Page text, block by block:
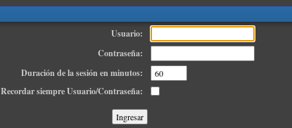
Usuario:
Contraseña:
Duración de la sesión en minutos:
Recordar siempre Usuario/Contraseña: